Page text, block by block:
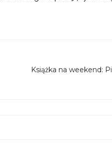
Książka na weekend: